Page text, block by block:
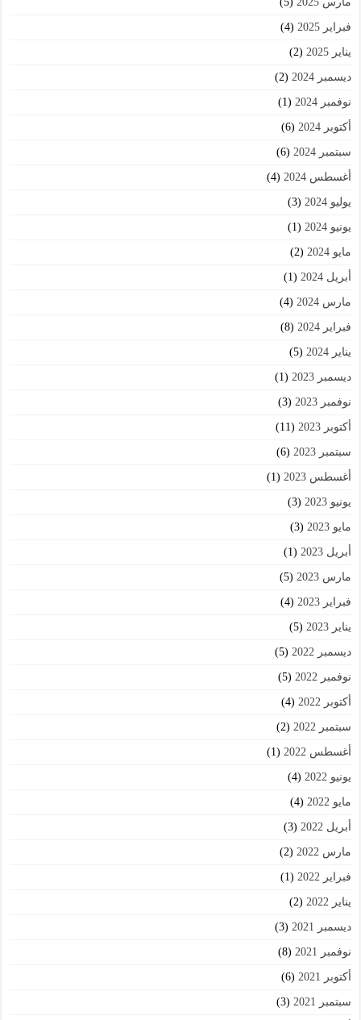
فبراير 2025 (4)
يناير 2025 (2)
ديسمبر 2024 (2)
نوفمبر 2024 (1)
أكتوبر 2024 (6)
سبتمبر 2024 (6)
أغسطس 2024 (4)
يوليو 2024 (3)
يونيو 2024 (1)
مايو 2024 (2)
أبريل 2024 (1)
مارس 2024 (4)
فبراير 2024 (8)
يناير 2024 (5)
ديسمبر 2023 (1)
نوفمبر 2023 (3)
أكتوبر 2023 (11)
سبتمبر 2023 (6)
أغسطس 2023 (1)
يونيو 2023 (3)
مايو 2023 (3)
أبريل 2023 (1)
مارس 2023 (5)
فبراير 2023 (4)
يناير 2023 (5)
ديسمبر 2022 (5)
نوفمبر 2022 (5)
أكتوبر 2022 (4)
سبتمبر 2022 (2)
أغسطس 2022 (1)
يونيو 2022 (4)
مايو 2022 (4)
أبريل 2022 (3)
مارس 2022 (2)
فبراير 2022 (1)
يناير 2022 (2)
ديسمبر 2021 (3)
نوفمبر 2021 (8)
أكتوبر 2021 (6)
سبتمبر 2021 (3)